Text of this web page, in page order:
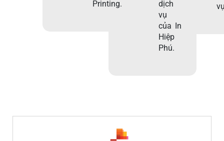
Printing.
dịch
vụ
của In
Hiệp
Phú.